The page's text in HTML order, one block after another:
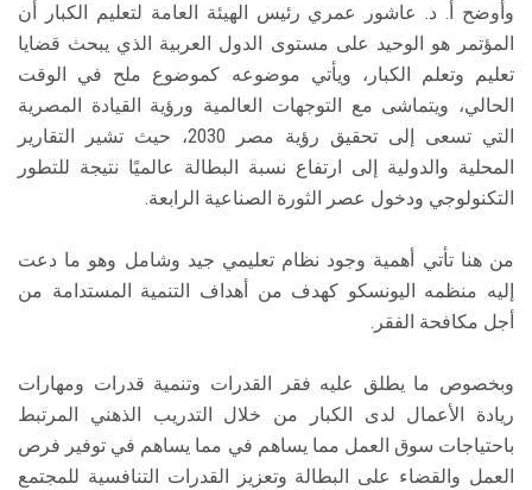
وأوضح أ. د. عاشور عمري رئيس الهيئة العامة لتعليم الكبار أن
المؤتمر هو الوحيد على مستوى الدول العربية الذي يبحث قضايا
تعليم وتعلم الكبار، ويأتي موضوعه كموضوع ملح في الوقت
الحالي، ويتماشى مع التوجهات العالمية ورؤية القيادة المصرية
التي تسعى إلى تحقيق رؤية مصر 2030، حيث تشير التقارير
المحلية والدولية إلى ارتفاع نسبة البطالة عالميًا نتيجة للتطور
التكنولوجي ودخول عصر الثورة الصناعية الرابعة.
من هنا تأتي أهمية وجود نظام تعليمي جيد وشامل وهو ما دعت
إليه منظمه اليونسكو كهدف من أهداف التنمية المستدامة من
أجل مكافحة الفقر.
وبخصوص ما يطلق عليه فقر القدرات وتنمية قدرات ومهارات
ريادة الأعمال لدى الكبار من خلال التدريب الذهني المرتبط
باحتياجات سوق العمل مما يساهم في مما يساهم في توفير فرص
العمل والقضاء على البطالة وتعزيز القدرات التنافسية للمجتمع